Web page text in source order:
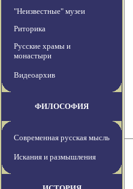
"Неизвестные" музеи
Риторика
Русские храмы и
монастыри
Видеоархив
ФИЛОСОФИЯ
Современная русская мысль
Искания и размышления